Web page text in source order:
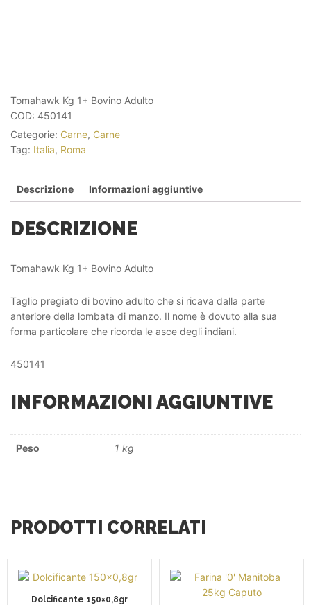
Tomahawk Kg 1+ Bovino Adulto
COD: 450141
Categorie: Carne, Carne
Tag: Italia, Roma
Descrizione Informazioni aggiuntive
DESCRIZIONE
Tomahawk Kg 1+ Bovino Adulto
Taglio pregiato di bovino adulto che si ricava dalla parte
anteriore della lombata di manzo. Il nome è dovuto alla sua
forma particolare che ricorda le asce degli indiani.
450141
INFORMAZIONI AGGIUNTIVE
Peso 1 kg
PRODOTTI CORRELATI
Dolcificante 150×0,8gr